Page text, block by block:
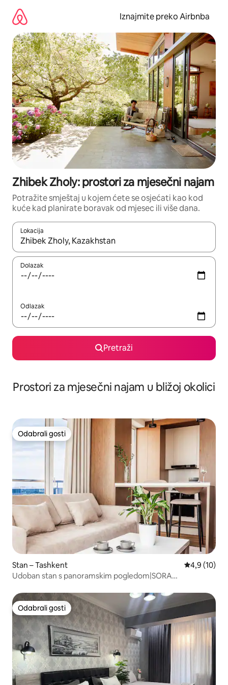
sadržaj
Iznajmite preko Airbnba
Zhibek Zholy: prostori za mjesečni najam
Potražite smještaj u kojem ćete se osjećati kao kod
kuće kad planirate boravak od mjesec ili više dana.
Lokacija
Kada budu dostupni rezultati, moći ćete ih pregledati
Dolazak
Odlazak
Pretraži
Prostori za mjesečni najam u bližoj okolici
Odabrali gosti
Odabrali gosti
Stan – Tashkent Prosječna
4,9 (10)
Udoban stan s panoramskim pogledom|SORA
Odabrali gosti
Odabrali gosti